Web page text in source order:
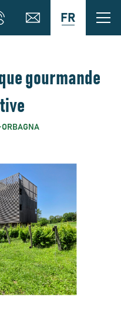
FR
gourmande